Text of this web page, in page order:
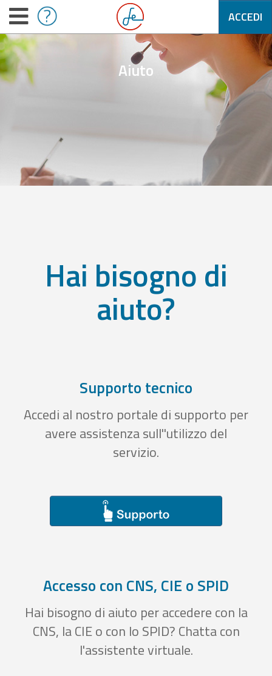
ACCEDI
Aiuto
Hai bisogno di
aiuto?
Supporto tecnico
Accedi al nostro portale di supporto per
avere assistenza sull''utilizzo del
servizio.
Accesso con CNS, CIE o SPID
Hai bisogno di aiuto per accedere con la
CNS, la CIE o con lo SPID? Chatta con
l'assistente virtuale.